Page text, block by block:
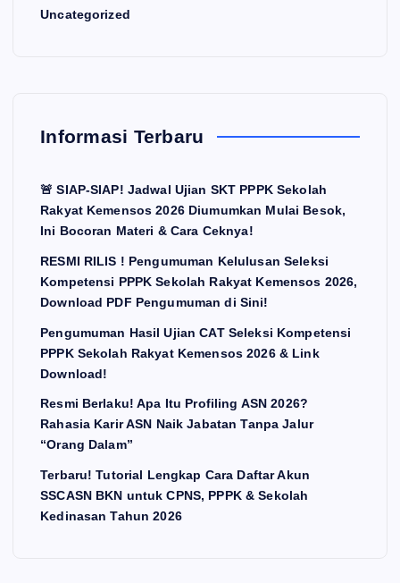
Uncategorized
Informasi Terbaru
🚨 SIAP-SIAP! Jadwal Ujian SKT PPPK Sekolah
Rakyat Kemensos 2026 Diumumkan Mulai Besok,
Ini Bocoran Materi & Cara Ceknya!
RESMI RILIS ! Pengumuman Kelulusan Seleksi
Kompetensi PPPK Sekolah Rakyat Kemensos 2026,
Download PDF Pengumuman di Sini!
Pengumuman Hasil Ujian CAT Seleksi Kompetensi
PPPK Sekolah Rakyat Kemensos 2026 & Link
Download!
Resmi Berlaku! Apa Itu Profiling ASN 2026?
Rahasia Karir ASN Naik Jabatan Tanpa Jalur
“Orang Dalam”
Terbaru! Tutorial Lengkap Cara Daftar Akun
SSCASN BKN untuk CPNS, PPPK & Sekolah
Kedinasan Tahun 2026